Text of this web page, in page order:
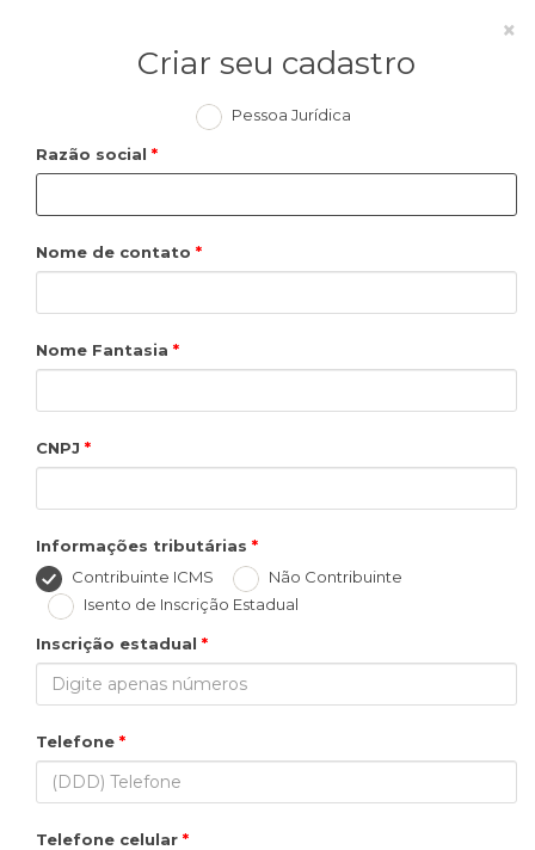
×
Criar seu cadastro
Pessoa Jurídica
Razão social
Nome de contato
Nome Fantasia
CNPJ
Informações tributárias
Contribuinte ICMS
Não Contribuinte
Isento de Inscrição Estadual
Inscrição estadual
Telefone
Telefone celular